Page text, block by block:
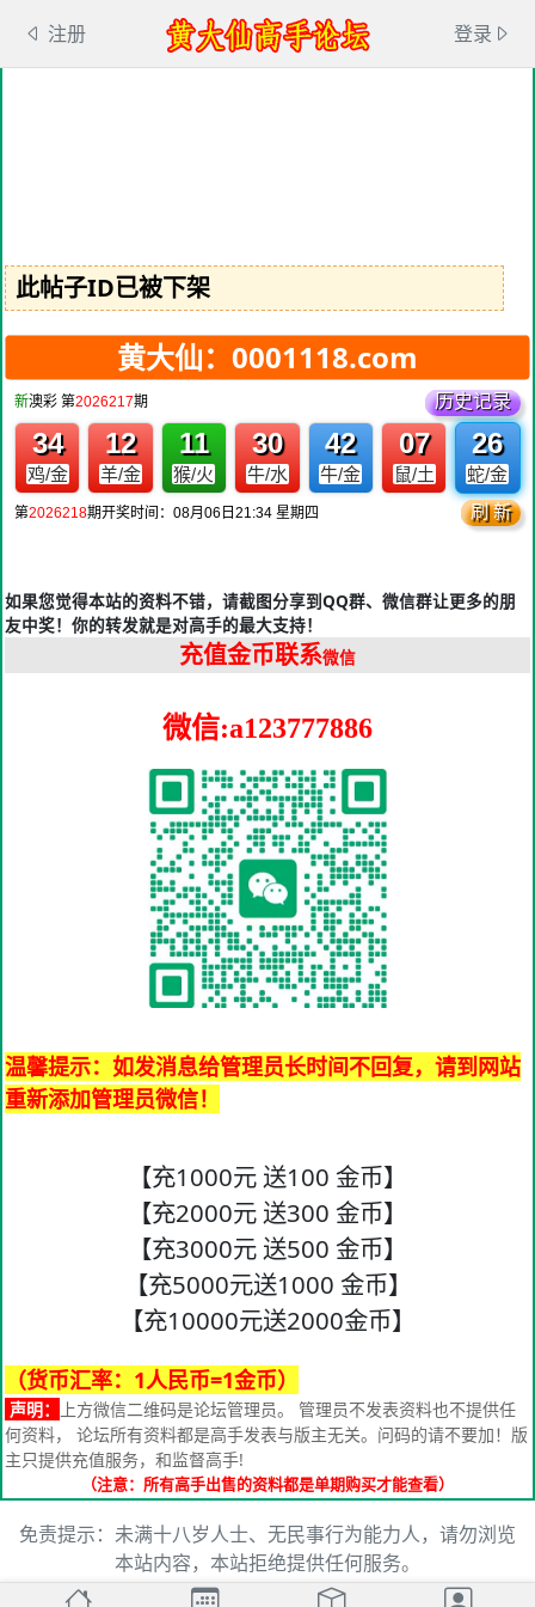
注册 登录
此帖子ID已被下架
黄大仙：0001118.com
如果您觉得本站的资料不错，请截图分享到QQ群、微信群让更多的朋
友中奖！你的转发就是对高手的最大支持！
充值金币联系微信
微信:a123777886
温馨提示：如发消息给管理员长时间不回复，请到网站
重新添加管理员微信！
【充1000元 送100 金币】
【充2000元 送300 金币】
【充3000元 送500 金币】
【充5000元送1000 金币】
【充10000元送2000金币】
（货币汇率：1人民币=1金币）
声明：
上方微信二维码是论坛管理员。 管理员不发表资料也不提供任
何资料， 论坛所有资料都是高手发表与版主无关。问码的请不要加！版
主只提供充值服务，和监督高手!
（注意：所有高手出售的资料都是单期购买才能查看）
免责提示：未满十八岁人士、无民事行为能力人，请勿浏览
本站内容，本站拒绝提供任何服务。